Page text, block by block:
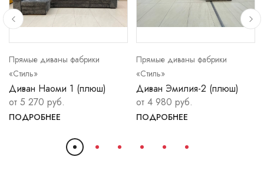
Прямые диваны фабрики
«Стиль»
Диван Наоми 1 (плюш)
от 5 270 руб.
ПОДРОБНЕЕ
Прямые диваны фабрики
«Стиль»
Диван Эмилия-2 (плюш)
от 4 980 руб.
ПОДРОБНЕЕ